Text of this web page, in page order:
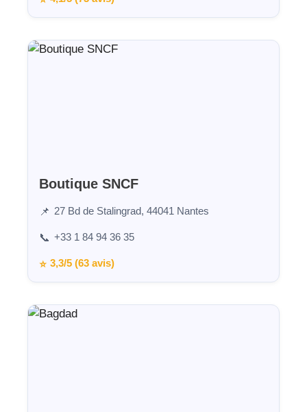
Boutique SNCF
📌 27 Bd de Stalingrad, 44041 Nantes
📞 +33 1 84 94 36 35
⭐ 3,3/5 (63 avis)